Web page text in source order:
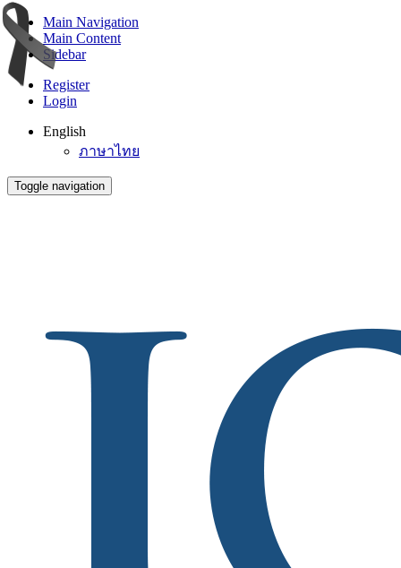
Main Navigation
Main Content
Sidebar
Register
Login
English
ภาษาไทย
Toggle navigation